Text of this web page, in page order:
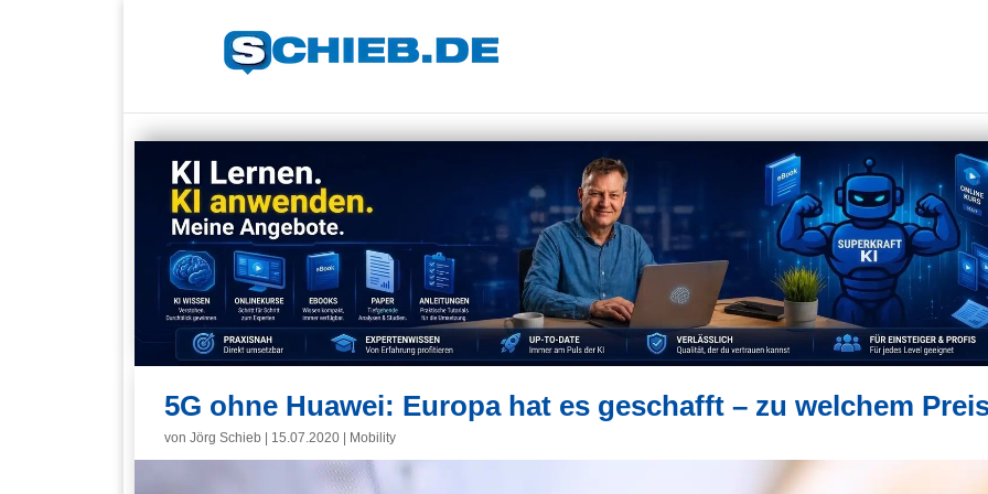
5G ohne Huawei: Europa hat es geschafft – zu welchem
von Jörg Schieb 15.07.2020 Mobility